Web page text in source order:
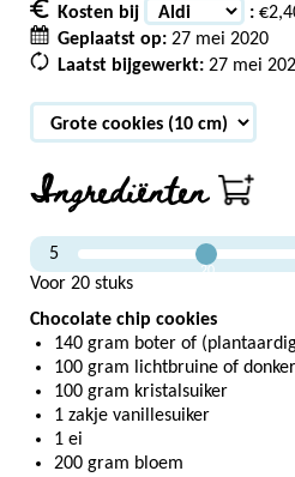
Kosten bij
:
Geplaatst op: 27 mei 2020
Laatst bijgewerkt: 27 mei
Ingrediënten
5
20
Voor 20 stuks
Chocolate chip cookies
140 gram boter of
100 gram lichtbruine of
100 gram kristalsuiker
1 zakje vanillesuiker
1 ei
200 gram bloem